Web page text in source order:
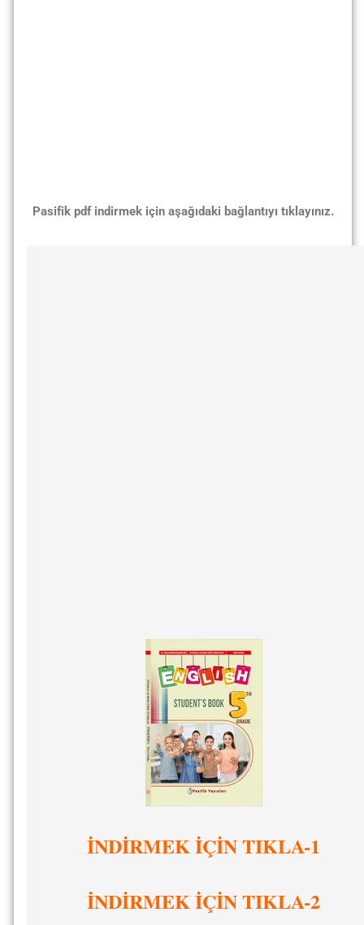
Pasifik pdf indirmek için aşağıdaki bağlantıyı tıklayınız.
İNDİRMEK İÇİN TIKLA-1
İNDİRMEK İÇİN TIKLA-2